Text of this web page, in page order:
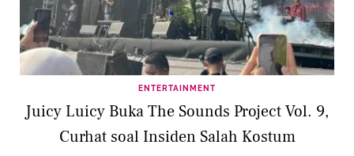
ENTERTAINMENT
Juicy Luicy Buka The Sounds Project Vol. 9,
Curhat soal Insiden Salah Kostum